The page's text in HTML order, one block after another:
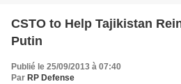
CSTO to Help Tajikistan
Putin
Publié le 25/09/2013 à 07:40
Par RP Defense